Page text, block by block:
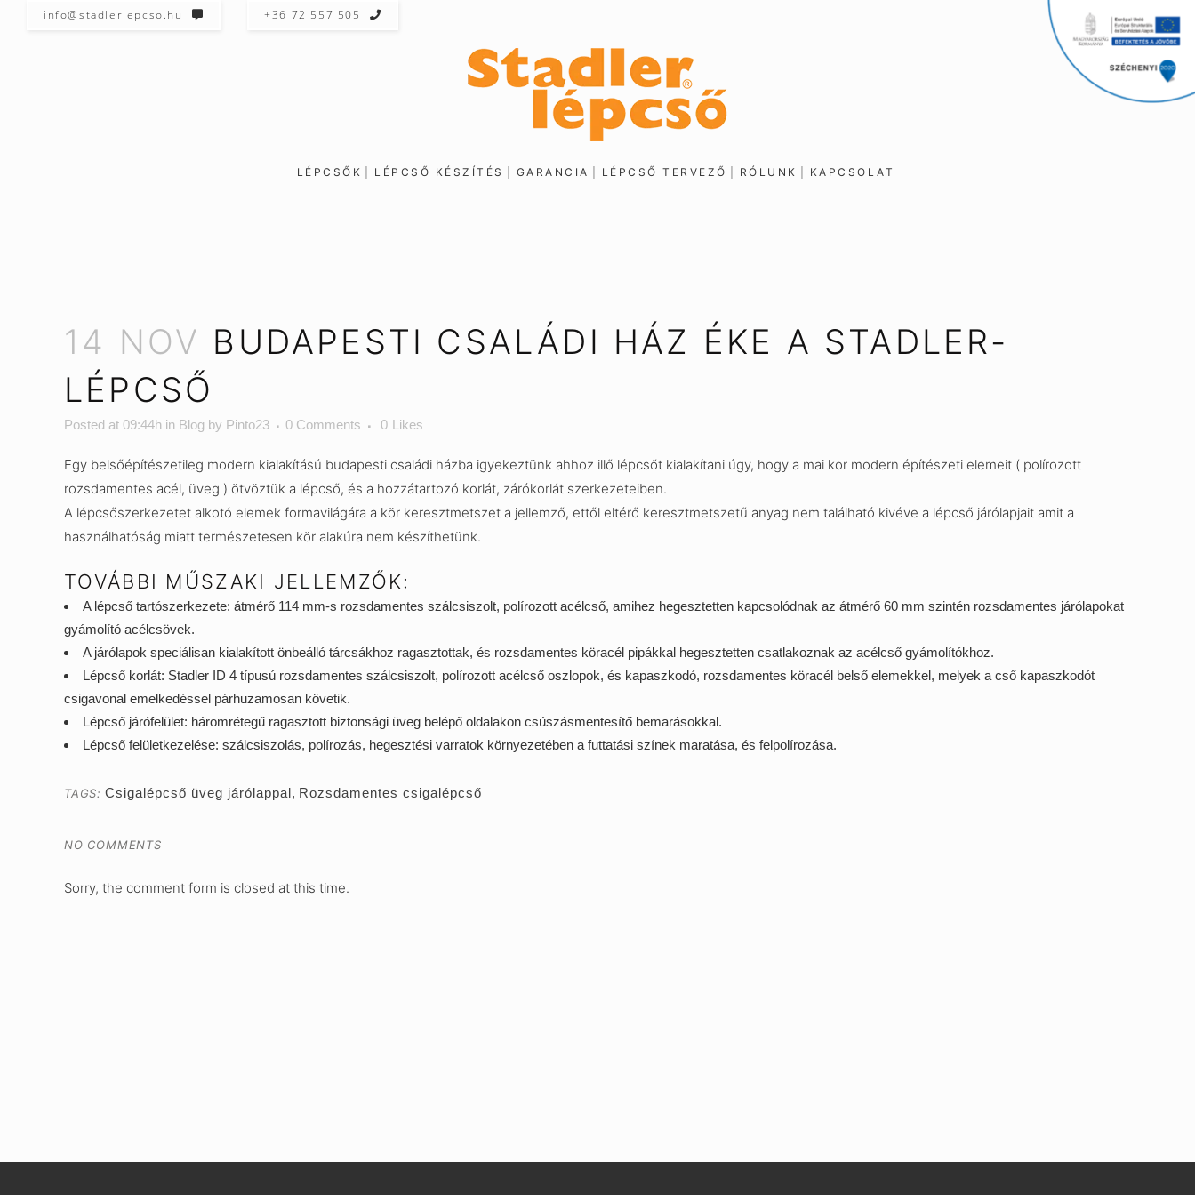
info@stadlerlepcso.hu +36 72 557 505
LÉPCSŐK LÉPCSŐ KÉSZÍTÉS GARANCIA LÉPCSŐ TERVEZŐ RÓLUNK KAPCSOLAT
14 NOV BUDAPESTI CSALÁDI HÁZ ÉKE A STADLER-
LÉPCSŐ
Posted at 09:44h in Blog by Pinto23 0 Comments 0 Likes
Egy belsőépítészetileg modern kialakítású budapesti családi házba igyekeztünk ahhoz illő lépcsőt kialakítani úgy, hogy a mai kor modern építészeti elemeit ( polírozott
rozsdamentes acél, üveg ) ötvöztük a lépcső, és a hozzátartozó korlát, zárókorlát szerkezeteiben.
A lépcsőszerkezetet alkotó elemek formavilágára a kör keresztmetszet a jellemző, ettől eltérő keresztmetszetű anyag nem található kivéve a lépcső járólapjait amit a
használhatóság miatt természetesen kör alakúra nem készíthetünk.
TOVÁBBI MŰSZAKI JELLEMZŐK:
A lépcső tartószerkezete: átmérő 114 mm-s rozsdamentes szálcsiszolt, polírozott acélcső, amihez hegesztetten kapcsolódnak az átmérő 60 mm szintén rozsdamentes járólapokat
gyámolító acélcsövek.
A járólapok speciálisan kialakított önbeálló tárcsákhoz ragasztottak, és rozsdamentes köracél pipákkal hegesztetten csatlakoznak az acélcső gyámolítókhoz.
Lépcső korlát: Stadler ID 4 típusú rozsdamentes szálcsiszolt, polírozott acélcső oszlopok, és kapaszkodó, rozsdamentes köracél belső elemekkel, melyek a cső kapaszkodót
csigavonal emelkedéssel párhuzamosan követik.
Lépcső járófelület: háromrétegű ragasztott biztonsági üveg belépő oldalakon csúszásmentesítő bemarásokkal.
Lépcső felületkezelése: szálcsiszolás, polírozás, hegesztési varratok környezetében a futtatási színek maratása, és felpolírozása.
TAGS: Csigalépcső üveg járólappal, Rozsdamentes csigalépcső
NO COMMENTS
Sorry, the comment form is closed at this time.